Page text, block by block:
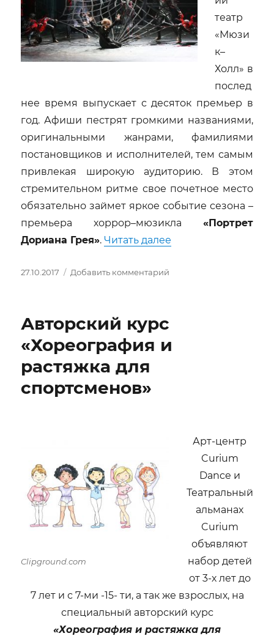
театр
«Мюзи
к–
Холл» в
послед
нее время выпускает с десяток премьер в
год. Афиши пестрят громкими названиями,
оригинальными жанрами, фамилиями
постановщиков и исполнителей, тем самым
привлекая широкую аудиторию. В этом
стремительном ритме свое почетное место
обязательно займет яркое событие сезона –
премьера хоррор–мюзикла «Портрет
Дориана Грея». Читать далее
Опубликовано
27.10.2017 Добавить комментарий
Авторский курс
«Хореография и
растяжка для
спортсменов»
Clipground.com
Арт-центр
Curium
Dance и
Театральный
альманах
Curium
объявляют
набор детей
от 3-х лет до
7 лет и с 7-ми -15- ти, а так же взрослых, на
специальный авторский курс
«Хореография и растяжка для